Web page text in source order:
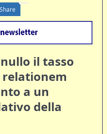
Share
nullo il tasso
a un
della